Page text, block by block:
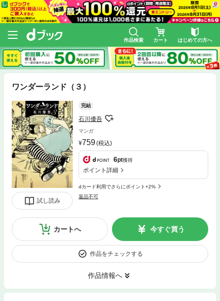
作品検索 カート はじめての方へ
ワンダーランド（３）
試し読み
完結
石川優吾
マンガ
759(税込)
6pt獲得
ポイント詳細
dカード利用でさらにポイント+2%
返品不可
カートへ 今すぐ買う
作品をチェックする
作品情報へ